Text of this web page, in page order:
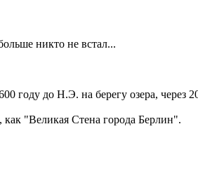
никто не встал...
году до Н.Э. на берегу озера,
"Великая Стена города Берлин".